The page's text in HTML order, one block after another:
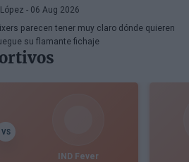
- 06 Aug 2026
parecen tener muy claro dónde quieren
su flamante fichaje
VS
IND Fever